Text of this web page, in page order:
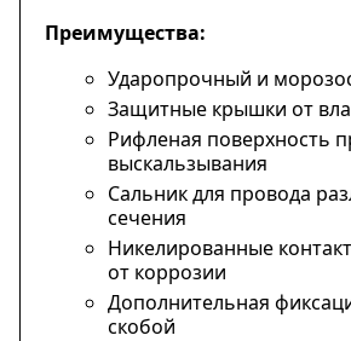
Преимущества:
Ударопрочный и
Защитные крышки от
Рифленая поверхность
выскальзывания
Сальник для провода
сечения
Никелированные
от коррозии
Дополнительная
скобой